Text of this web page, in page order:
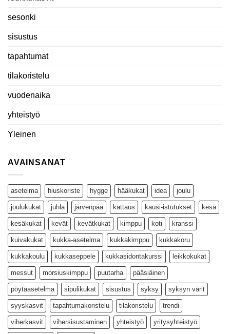
sesonki
sisustus
tapahtumat
tilakoristelu
vuodenaika
yhteistyö
Yleinen
AVAINSANAT
asetelma hiuskoriste hygge hääkukat idea joulu
joulukukat juhla järvenpää kattaus kausi-istutukset kesä
kesäkukat kevät kevätkukat kimppu koti kranssi
kuivakukat kukka-asetelma kukkakimppu kukkakoru
kukkakoulu kukkaseppele kukkasidontakurssi leikkokukat
messut morsiuskimppu puutarha pääsiäinen
pöytäasetelma sipulikukat sisustus syksy syksyn värit
syyskasvit tapahtumakoristelu tilakoristelu trendi
viherkasvit vihersisustaminen yhteistyö yritysyhteistyö